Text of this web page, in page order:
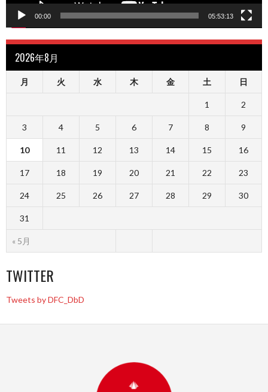
00:00 05:53:13
2026年8月
月 火 水 木 金 土 日
« 5月
1 2
3 4 5 6 7 8 9
10 11 12 13 14 15 16
17 18 19 20 21 22 23
24 25 26 27 28 29 30
31
TWITTER
Tweets by DFC_DbD